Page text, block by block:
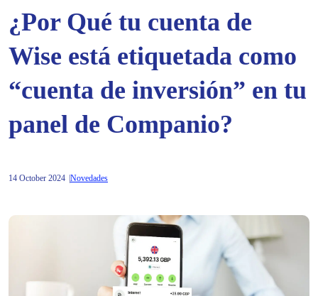
¿Por Qué tu cuenta de
Wise está etiquetada como
“cuenta de inversión” en tu
panel de Companio?
14 October 2024 Novedades